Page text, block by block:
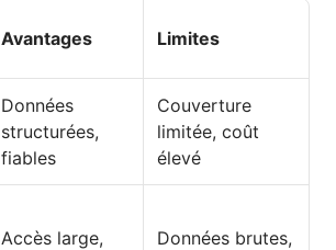
Avantages Limites
Données
structurées,
fiables
Couverture
limitée, coût
élevé
Accès large,
Données brutes,